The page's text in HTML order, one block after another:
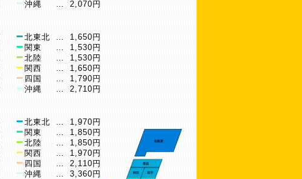
沖縄 … 2,070円
北東北 …
1,650円
関東 …
1,530円
北陸 …
1,530円
関西 …
1,650円
四国 …
1,790円
沖縄 … 2,710円
北東北 …
1,970円
関東 …
1,850円
北陸 …
1,850円
関西 …
1,970円
四国 …
2,110円
沖縄 … 3,360円